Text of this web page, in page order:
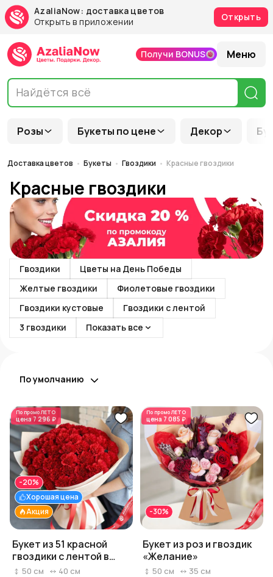
AzaliaNow: доставка цветов
Открыть в приложении
Открыть
Розы Букеты по цене Декор
Получи BONUS Меню
Доставка цветов Букеты Гвоздики Красные гвоздики
Красные гвоздики
Гвоздики
Цветы на День Победы
Желтые гвоздики
Фиолетовые гвоздики
Гвоздики кустовые
Гвоздики с лентой
3 гвоздики
Показать все
По умолчанию
По промоЛЕТО
цена 7 296 ₽
Акция
Хорошая цена
-20%
Букет из 51 красной
гвоздики с лентой в
бумаге
50 см 40 см
По промоЛЕТО
цена 7 085 ₽
-30%
Букет из роз и гвоздик
«Желание»
50 см 35 см